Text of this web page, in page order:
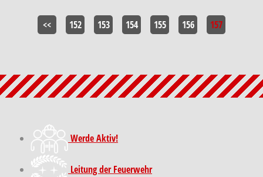
<< 152 153 154 155 156 157
Werde Aktiv!
Leitung der Feuerwehr